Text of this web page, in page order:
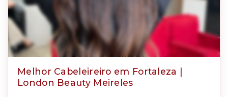
Melhor Cabeleireiro em Fortaleza |
London Beauty Meireles